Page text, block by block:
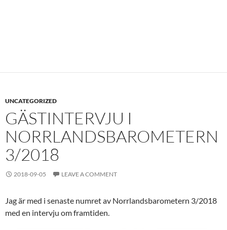
UNCATEGORIZED
GÄSTINTERVJU I
NORRLANDSBAROMETERN
3/2018
2018-09-05 LEAVE A COMMENT
Jag är med i senaste numret av Norrlandsbarometern 3/2018
med en intervju om framtiden.